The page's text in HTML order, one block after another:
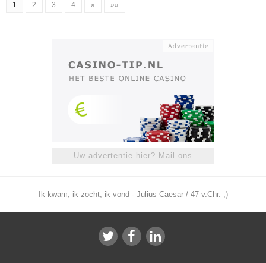
1 2 3 4 » »»
Uw advertentie hier? Mail ons
Ik kwam, ik zocht, ik vond - Julius Caesar / 47 v.Chr. ;)